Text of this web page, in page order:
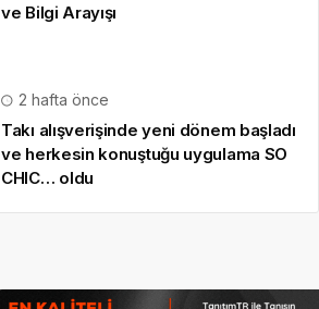
ve Bilgi Arayışı
2 hafta önce
Takı alışverişinde yeni dönem başladı
ve herkesin konuştuğu uygulama SO
CHIC… oldu